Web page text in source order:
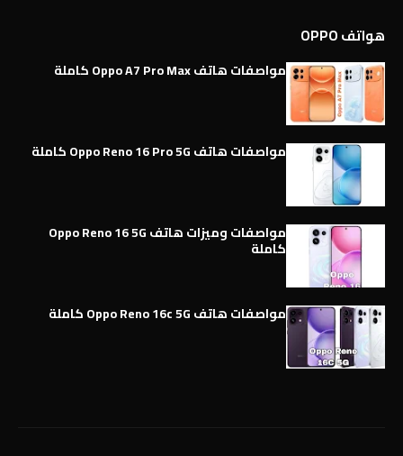
هواتف OPPO
مواصفات هاتف Oppo A7 Pro Max كاملة
مواصفات هاتف Oppo Reno 16 Pro 5G كاملة
مواصفات وميزات هاتف Oppo Reno 16 5G
كاملة
مواصفات هاتف Oppo Reno 16c 5G كاملة